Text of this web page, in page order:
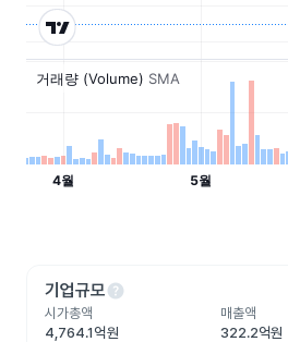
기업규모help
시가총액
4,764.1억원
매출액
322.2억원